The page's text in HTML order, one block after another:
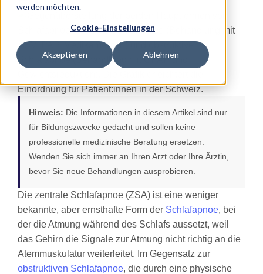
werden möchten.
Cookie-Einstellungen
Akzeptieren Ablehnen
Hinweis: Die Informationen in diesem Artikel sind nur
für Bildungszwecke gedacht und sollen keine
professionelle medizinische Beratung ersetzen.
Wenden Sie sich immer an Ihren Arzt oder Ihre Ärztin,
bevor Sie neue Behandlungen ausprobieren.
Die zentrale Schlafapnoe (ZSA) ist eine weniger
bekannte, aber ernsthafte Form der Schlafapnoe, bei
der die Atmung während des Schlafs aussetzt, weil
das Gehirn die Signale zur Atmung nicht richtig an die
Atemmuskulatur weiterleitet. Im Gegensatz zur
obstruktiven Schlafapnoe, die durch eine physische